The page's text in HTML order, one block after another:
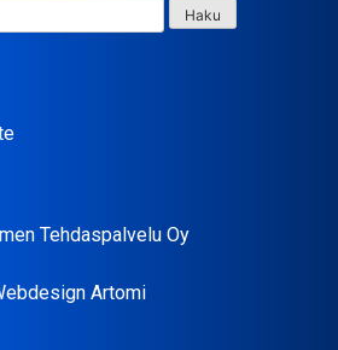
Haku
Tehdaspalvelu Oy
Artomi